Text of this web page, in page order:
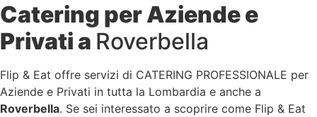
Catering per Aziende e
Privati a Roverbella
Flip & Eat offre servizi di CATERING PROFESSIONALE per
Aziende e Privati in tutta la Lombardia e anche a
Roverbella. Se sei interessato a scoprire come Flip & Eat